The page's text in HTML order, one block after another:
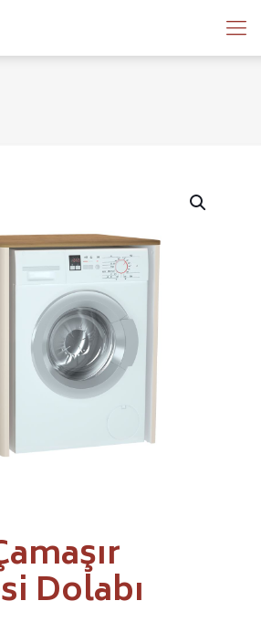
Dolabı